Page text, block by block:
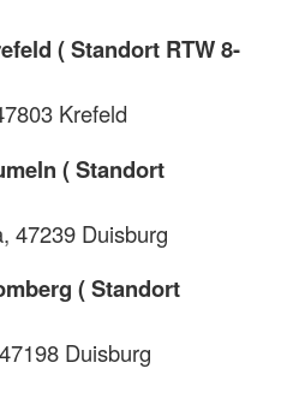
( Standort RTW 8-
Krefeld
( Standort
47239 Duisburg
( Standort
Duisburg